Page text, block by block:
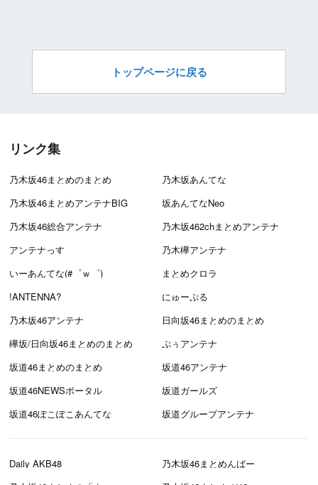
トップページに戻る
リンク集
乃木坂46まとめのまとめ
乃木坂あんてな
乃木坂46まとめアンテナBIG
坂あんてなNeo
乃木坂46総合アンテナ
乃木坂462chまとめアンテナ
アンテナっす
乃木欅アンテナ
いーあんてな(#゜ｗ゜)
まとめクロラ
!ANTENNA?
にゅーぷる
乃木坂46アンテナ
日向坂46まとめのまとめ
欅坂/日向坂46まとめのまとめ
ぷぅアンテナ
坂道46まとめのまとめ
坂道46アンテナ
坂道46NEWSポータル
坂道ガールズ
坂道46ぽこぽこあんてな
坂道グループアンテナ
Daily AKB48
乃木坂46まとめんばー